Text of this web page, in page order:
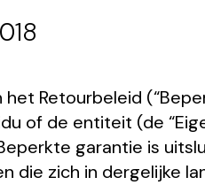
Retourbeleid
of de entiteit (de
garantie is
die zich in dergelijke